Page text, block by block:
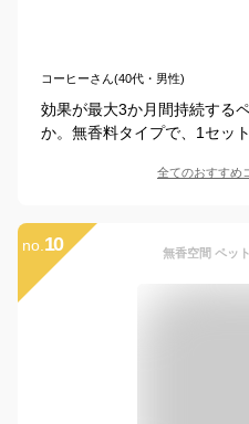
コーヒーさん(40代・男性)
効果が最大3か月間持続する
か。無香料タイプで、1セッ
全てのおすすめ
no. 10 無香空間 ペッ